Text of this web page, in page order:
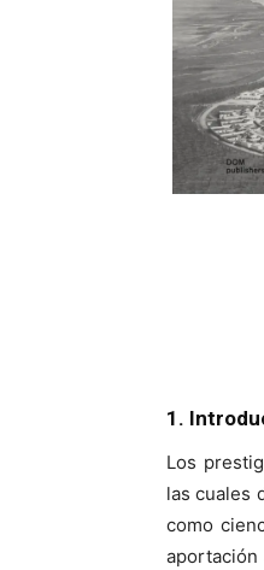
1.
Los
las cuales
como